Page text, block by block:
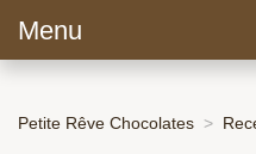
Menu
Petite Rêve Chocolates